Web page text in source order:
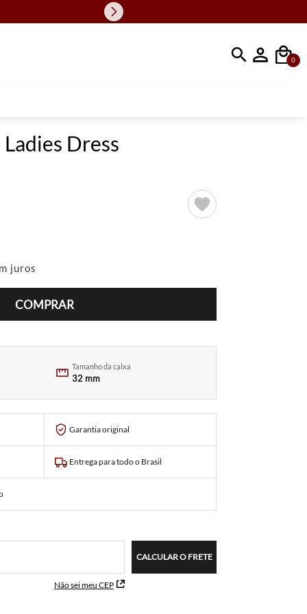
Faça sua busca
0
Dress
juros
COMPRAR
Tamanho da caixa
32 mm
Garantia original
Entrega para todo o Brasil
Não sei meu CEP
CALCULAR O FRETE